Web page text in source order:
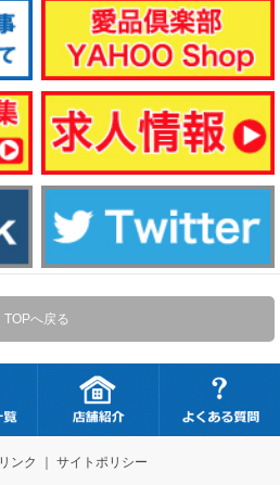
TOPへ戻る
リンク サイトポリシー